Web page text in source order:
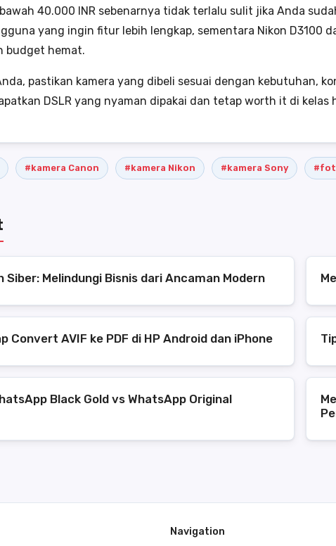
40.000 INR sebenarnya tidak terlalu sulit jika Anda
yang ingin fitur lebih lengkap, sementara Nikon D3100
budget hemat.
pastikan kamera yang dibeli sesuai dengan kebutuhan,
DSLR yang nyaman dipakai dan tetap worth it di kelas
#kamera Canon #kamera Nikon #kamera Sony
Siber: Melindungi Bisnis dari Ancaman Modern
Convert AVIF ke PDF di HP Android dan iPhone
Black Gold vs WhatsApp Original
Navigation